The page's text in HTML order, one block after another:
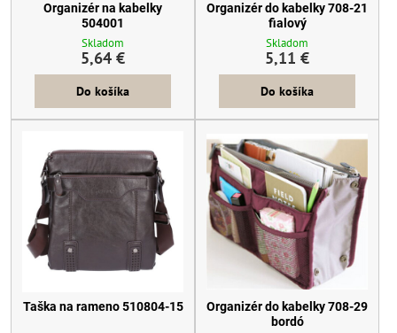
Organizér na kabelky
504001
Skladom
5,64 €
Do košíka
Organizér do kabelky 708-21
fialový
Skladom
5,11 €
Do košíka
Taška na rameno 510804-15
Organizér do kabelky 708-29
bordó